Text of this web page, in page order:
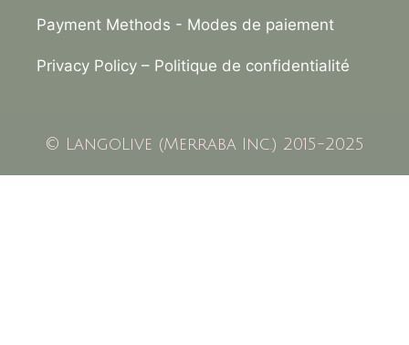
Payment Methods - Modes de paiement
Privacy Policy – Politique de confidentialité
© LangoLive (Merraba Inc.) 2015-2025